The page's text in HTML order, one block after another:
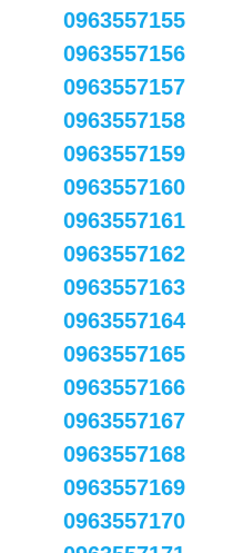
0963557155
0963557156
0963557157
0963557158
0963557159
0963557160
0963557161
0963557162
0963557163
0963557164
0963557165
0963557166
0963557167
0963557168
0963557169
0963557170